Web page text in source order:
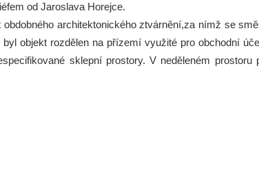
od Jaroslava Horejce.
architektonického ztvárnění,za nímž se
objekt rozdělen na přízemí využité pro obchodní
sklepní prostory. V neděleném prostoru